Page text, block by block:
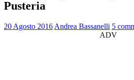
Pusteria
20 Agosto 2016 Andrea Bassanelli 5
ADV